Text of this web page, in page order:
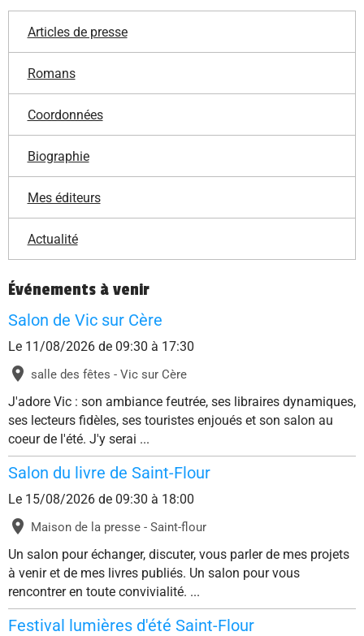
Articles de presse
Romans
Coordonnées
Biographie
Mes éditeurs
Actualité
Événements à venir
Salon de Vic sur Cère
Le 11/08/2026 de 09:30 à 17:30
salle des fêtes - Vic sur Cère
J'adore Vic : son ambiance feutrée, ses libraires dynamiques,
ses lecteurs fidèles, ses touristes enjoués et son salon au
coeur de l'été. J'y serai ...
Salon du livre de Saint-Flour
Le 15/08/2026 de 09:30 à 18:00
Maison de la presse - Saint-flour
Un salon pour échanger, discuter, vous parler de mes projets
à venir et de mes livres publiés. Un salon pour vous
rencontrer en toute convivialité. ...
Festival lumières d'été Saint-Flour